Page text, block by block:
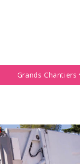
Grands Chantiers